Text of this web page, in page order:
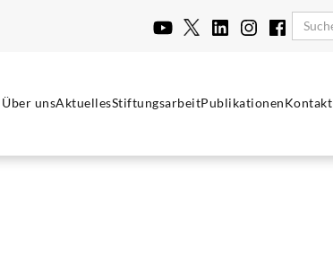
Über unsAktuellesStiftungsarbeitPublikationenKontakt